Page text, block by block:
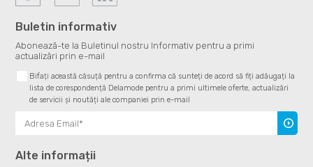
Buletin informativ
Abonează-te la Buletinul nostru Informativ pentru a primi
actualizări prin e-mail
Bifați această căsuță pentru a confirma că sunteți de acord să fiți adăugați la
lista de corespondență Delamode pentru a primi ultimele oferte, actualizări
de servicii și noutăți ale companiei prin e-mail
Alte informații